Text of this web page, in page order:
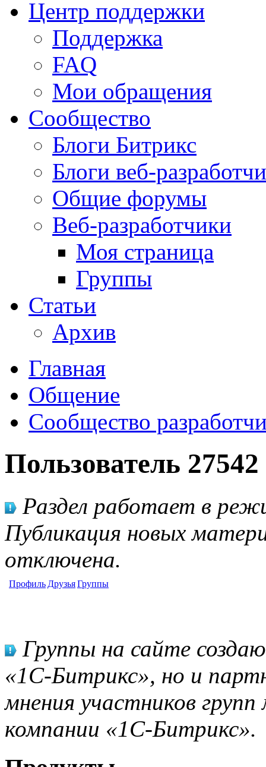
Центр поддержки
Поддержка
FAQ
Мои обращения
Сообщество
Блоги Битрикс
Блоги веб-
Общие форумы
Веб-разработчики
Моя страница
Группы
Статьи
Архив
Главная
Общение
Сообщество
Пользователь 27542
Раздел работает в
Публикация новых
отключена.
Профиль ДрузьяГруппы
Группы на сайте
«1С-Битрикс», но и
мнения участников
компании «1С-Битрикс».